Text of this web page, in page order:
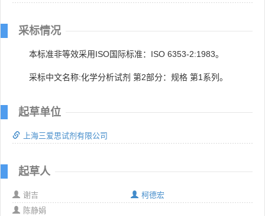
采标情况
本标准非等效采用ISO国际标准：ISO 6353-2:1983。
采标中文名称:化学分析试剂 第2部分：规格 第1系列。
起草单位
上海三爱思试剂有限公司
起草人
谢吉
柯德宏
陈静娟